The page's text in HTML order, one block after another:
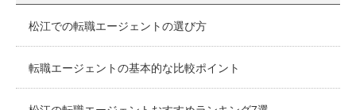
松江での転職エージェントの選び方
転職エージェントの基本的な比較ポイント